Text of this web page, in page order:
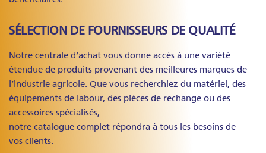
SÉLECTION DE FOURNISSEURS DE QUALITÉ
Notre centrale d’achat vous donne accès à une variété
étendue de produits provenant des meilleures marques de
l’industrie agricole. Que vous recherchiez du matériel, des
équipements de labour, des pièces de rechange ou des
accessoires spécialisés,
notre catalogue complet répondra à tous les besoins de
vos clients.